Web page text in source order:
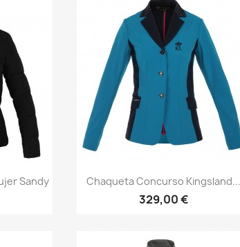
Sandy Vista rápida
Chaqueta Concurso Kingsland...
329,00 €